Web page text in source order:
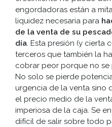
engordadoras están a
liquidez necesaria para
de la venta de su
día . Esta presión (y
terceros que también la
cobrar peor porque no se
No solo se pierde
urgencia de la venta sino
el precio medio de la
imperiosa de la caja. Se
difícil de salir sobre todo